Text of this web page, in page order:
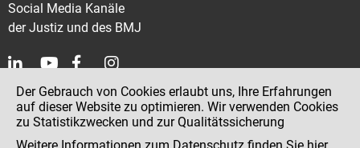
Social Media Kanäle
der Justiz und des BMJ
Kontakt
Impressum
Der Gebrauch von Cookies erlaubt uns, Ihre Erfahrungen
auf dieser Website zu optimieren. Wir verwenden Cookies
zu Statistikzwecken und zur Qualitätssicherung